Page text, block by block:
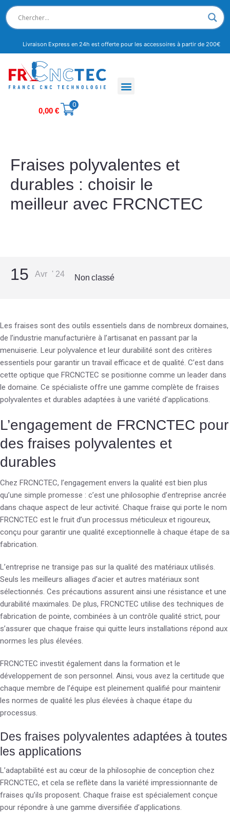
Livraison Express en 24h est offerte pour les accessoires à partir de 200€
0,00 €
0
Fraises polyvalentes et
durables : choisir le
meilleur avec FRCNCTEC
15 Avr ' 24 Non classé
Les fraises sont des outils essentiels dans de nombreux domaines,
de l’industrie manufacturière à l’artisanat en passant par la
menuiserie. Leur polyvalence et leur durabilité sont des critères
essentiels pour garantir un travail efficace et de qualité. C’est dans
cette optique que FRCNCTEC se positionne comme un leader dans
le domaine. Ce spécialiste offre une gamme complète de fraises
polyvalentes et durables adaptées à une variété d’applications.
L’engagement de FRCNCTEC pour
des fraises polyvalentes et
durables
Chez FRCNCTEC, l’engagement envers la qualité est bien plus
qu’une simple promesse : c’est une philosophie d’entreprise ancrée
dans chaque aspect de leur activité. Chaque fraise qui porte le nom
FRCNCTEC est le fruit d’un processus méticuleux et rigoureux,
conçu pour garantir une qualité exceptionnelle à chaque étape de sa
fabrication.
L’entreprise ne transige pas sur la qualité des matériaux utilisés.
Seuls les meilleurs alliages d’acier et autres matériaux sont
sélectionnés. Ces précautions assurent ainsi une résistance et une
durabilité maximales. De plus, FRCNCTEC utilise des techniques de
fabrication de pointe, combinées à un contrôle qualité strict, pour
s’assurer que chaque fraise qui quitte leurs installations répond aux
normes les plus élevées.
FRCNCTEC investit également dans la formation et le
développement de son personnel. Ainsi, vous avez la certitude que
chaque membre de l’équipe est pleinement qualifié pour maintenir
les normes de qualité les plus élevées à chaque étape du
processus.
Des fraises polyvalentes adaptées à toutes
les applications
L’adaptabilité est au cœur de la philosophie de conception chez
FRCNCTEC, et cela se reflète dans la variété impressionnante de
fraises qu’ils proposent. Chaque fraise est spécialement conçue
pour répondre à une gamme diversifiée d’applications.